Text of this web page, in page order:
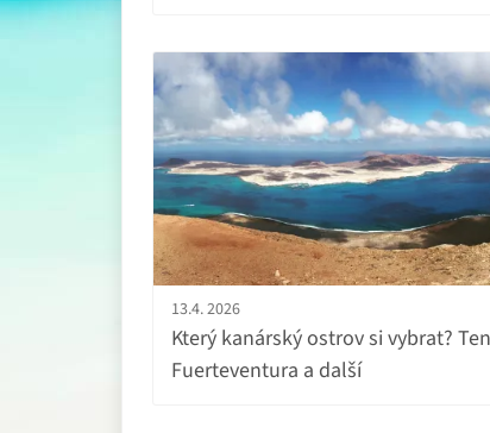
13.4. 2026
Který kanárský ostrov si vybrat?
Fuerteventura a další